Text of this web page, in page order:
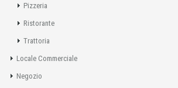
Pizzeria
Ristorante
Trattoria
Locale Commerciale
Negozio